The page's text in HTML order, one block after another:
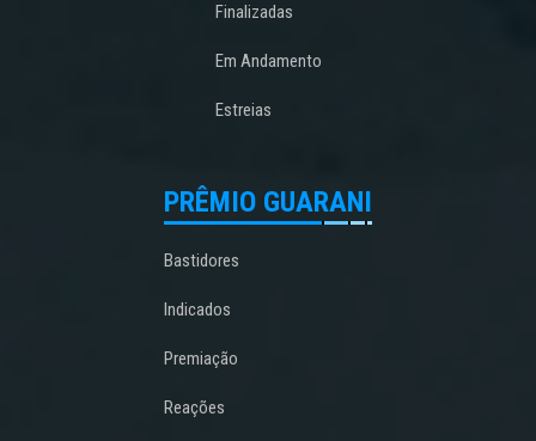
Finalizadas
Em Andamento
Estreias
PRÊMIO GUARANI
Bastidores
Indicados
Premiação
Reações